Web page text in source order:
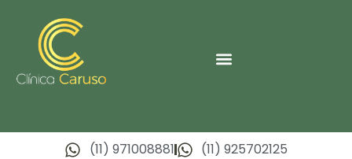
(11) 971008881 (11) 925702125